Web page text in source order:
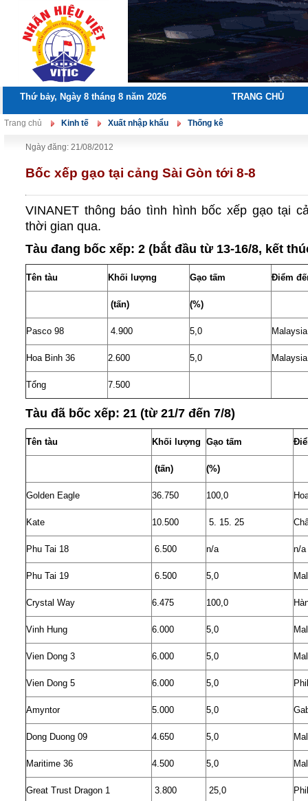
Thứ bảy, Ngày 8 tháng 8 năm 2026 TRANG CHỦ
Trang chủ Kinh tế Xuất nhập khẩu Thống kê
Ngày đăng: 21/08/2012
Bốc xếp gạo tại cảng Sài Gòn tới 8-8
VINANET thông báo tình hình bốc xếp gạo tại
thời gian qua.
Tàu đang bốc xếp: 2 (bắt đầu từ 13-16/8, kết
Tên tàu Khối lượng Gạo tấm Điểm
(tấn) (%)
Pasco 98 4.900 5,0 Malaysia
Hoa Binh 36 2.600 5,0 Malaysia
Tổng 7.500
Tàu đã bốc xếp: 21 (từ 21/7 đến 7/8)
Tên tàu Khối lượng Gạo tấm
(tấn) (%)
Golden Eagle 36.750 100,0
Kate 10.500 5. 15. 25
Phu Tai 18 6.500 n/a n/a
Phu Tai 19 6.500 5,0
Crystal Way 6.475 100,0
Vinh Hung 6.000 5,0
Vien Dong 3 6.000 5,0
Vien Dong 5 6.000 5,0
Amyntor 5.000 5,0
Dong Duong 09 4.650 5,0
Maritime 36 4.500 5,0
Great Trust Dragon 1 3.800 25,0